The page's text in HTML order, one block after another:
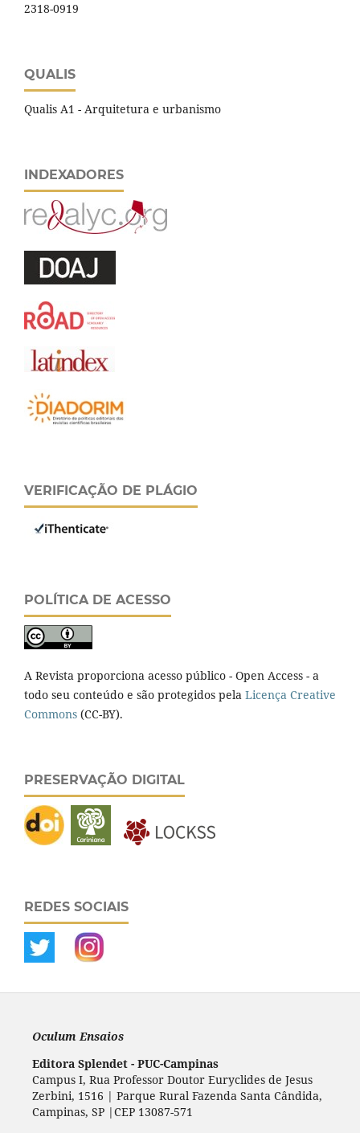
2318-0919
QUALIS
Qualis A1 - Arquitetura e urbanismo
INDEXADORES
VERIFICAÇÃO DE PLÁGIO
POLÍTICA DE ACESSO
A Revista proporciona acesso público - Open Access - a
todo seu conteúdo e são protegidos pela Licença Creative
Commons (CC-BY).
PRESERVAÇÃO DIGITAL
REDES SOCIAIS
Oculum Ensaios
Editora Splendet - PUC-Campinas
Campus I, Rua Professor Doutor Euryclides de Jesus
Zerbini, 1516 | Parque Rural Fazenda Santa Cândida,
Campinas, SP |CEP 13087-571